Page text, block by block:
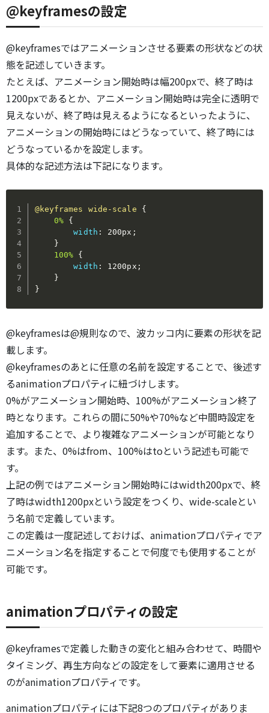
@keyframesの設定
@keyframesではアニメーションさせる要素の形状などの状
態を記述していきます。
たとえば、アニメーション開始時は幅200pxで、終了時は
1200pxであるとか、アニメーション開始時は完全に透明で
見えないが、終了時は見えるようになるといったように、
アニメーションの開始時にはどうなっていて、終了時には
どうなっているかを設定します。
具体的な記述方法は下記になります。
@keyframes wide-scale
{
0% {
width : 200px ;
}
100% {
width : 1200px ;
}
}
@keyframesは@規則なので、波カッコ内に要素の形状を記
載します。
@keyframesのあとに任意の名前を設定することで、後述す
るanimationプロパティに紐づけします。
0%がアニメーション開始時、100%がアニメーション終了
時となります。これらの間に50%や70%など中間時設定を
追加することで、より複雑なアニメーションが可能となり
ます。また、0%はfrom、100%はtoという記述も可能で
す。
上記の例ではアニメーション開始時にはwidth200pxで、終
了時はwidth1200pxという設定をつくり、wide-scaleとい
う名前で定義しています。
この定義は一度記述しておけば、animationプロパティでア
ニメーション名を指定することで何度でも使用することが
可能です。
animationプロパティの設定
@keyframesで定義した動きの変化と組み合わせて、時間や
タイミング、再生方向などの設定をして要素に適用させる
のがanimationプロパティです。
animationプロパティには下記8つのプロパティがありま